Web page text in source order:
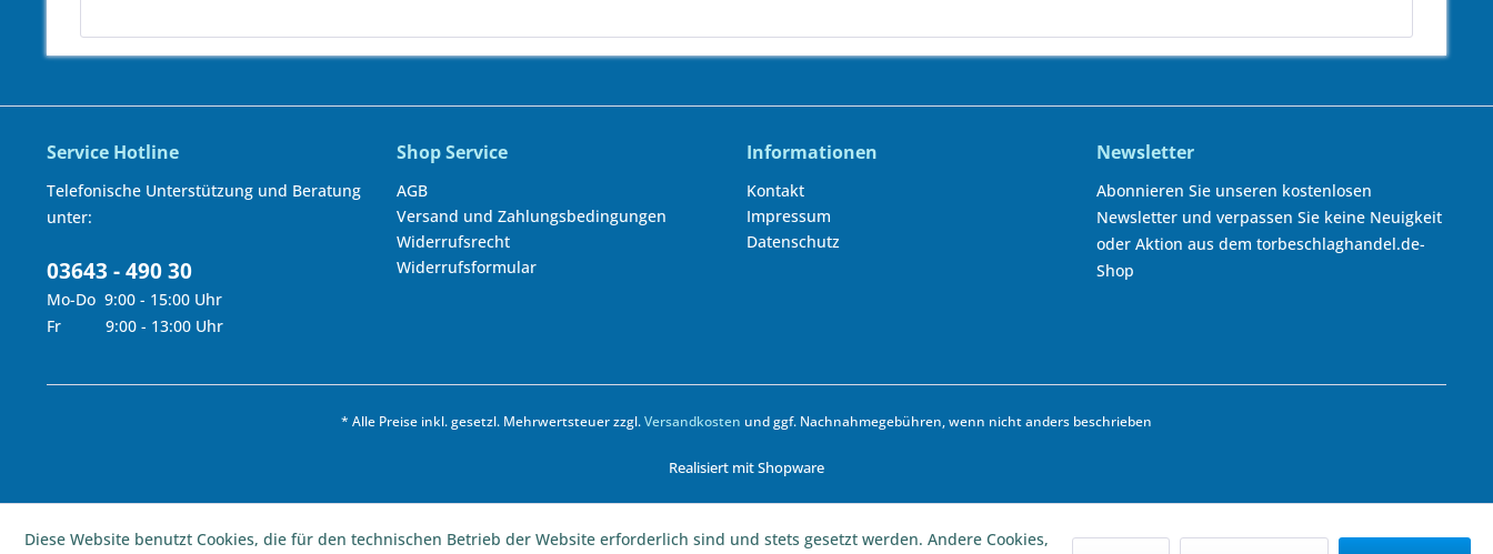
Service Hotline
Telefonische Unterstützung und Beratung
unter:
03643 - 490 30
Mo-Do 9:00 - 15:00 Uhr
Fr 9:00 - 13:00 Uhr
Shop Service
AGB
Versand und Zahlungsbedingungen
Widerrufsrecht
Widerrufsformular
Informationen
Kontakt
Impressum
Datenschutz
Newsletter
Abonnieren Sie unseren kostenlosen
Newsletter und verpassen Sie keine Neuigkeit
oder Aktion aus dem torbeschlaghandel.de-
Shop
* Alle Preise inkl. gesetzl. Mehrwertsteuer zzgl.Versandkosten und ggf. Nachnahmegebühren, wenn nicht anders beschrieben
Realisiert mit Shopware
Diese Website benutzt Cookies, die für den technischen Betrieb der Website erforderlich sind und stets gesetzt werden. Andere Cookies,